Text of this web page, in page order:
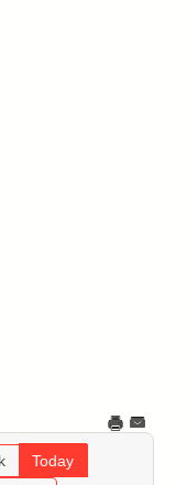
Today